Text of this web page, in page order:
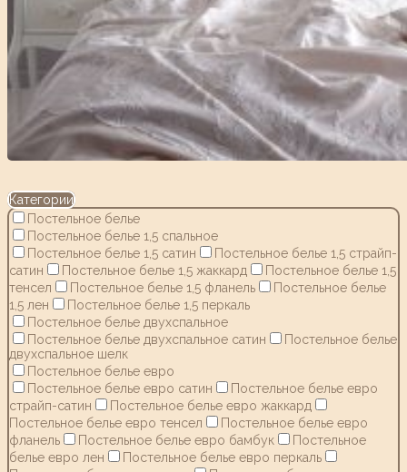
Категории
Постельное белье
Постельное белье 1,5 спальное
Постельное белье 1,5 сатин
Постельное белье 1,5 страйп-
сатин
Постельное белье 1,5 жаккард
Постельное белье 1,5
тенсел
Постельное белье 1,5 фланель
Постельное белье
1,5 лен
Постельное белье 1,5 перкаль
Постельное белье двухспальное
Постельное белье двухспальное сатин
Постельное белье
двухспальное шелк
Постельное белье евро
Постельное белье евро сатин
Постельное белье евро
страйп-сатин
Постельное белье евро жаккард
Постельное белье евро тенсел
Постельное белье евро
фланель
Постельное белье евро бамбук
Постельное
белье евро лен
Постельное белье евро перкаль